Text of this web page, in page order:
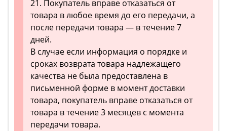
21. Покупатель вправе отказаться от
товара в любое время до его передачи, а
после передачи товара — в течение 7
дней.
В случае если информация о порядке и
сроках возврата товара надлежащего
качества не была предоставлена в
письменной форме в момент доставки
товара, покупатель вправе отказаться от
товара в течение 3 месяцев с момента
передачи товара.